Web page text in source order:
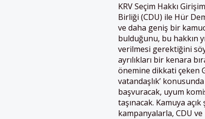
KRV Seçim Hakkı
Birliği (CDU) ile Hür
ve daha geniş bir
bulduğunu, bu hakkın
verilmesi gerektiğini
ayrılıkları bir kenara
önemine dikkati çeken
vatandaşlık’
başvuracak, uyum
taşınacak. Kamuya
kampanyalarla, CDU